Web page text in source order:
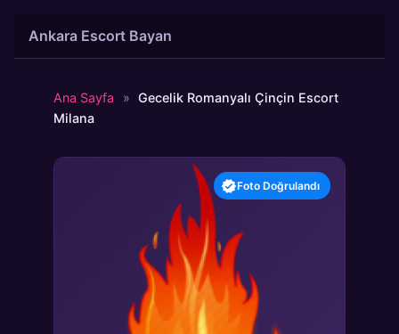
atla
Ankara Escort Bayan
Ana Sayfa » Gecelik Romanyalı Çinçin Escort
Milana
Foto Doğrulandı